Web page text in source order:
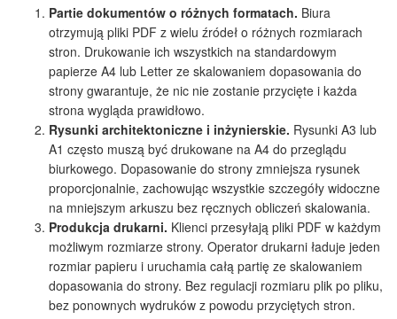
Partie dokumentów o różnych formatach. Biura
otrzymują pliki PDF z wielu źródeł o różnych rozmiarach
stron. Drukowanie ich wszystkich na standardowym
papierze A4 lub Letter ze skalowaniem dopasowania do
strony gwarantuje, że nic nie zostanie przycięte i każda
strona wygląda prawidłowo.
Rysunki architektoniczne i inżynierskie. Rysunki A3 lub
A1 często muszą być drukowane na A4 do przeglądu
biurkowego. Dopasowanie do strony zmniejsza rysunek
proporcjonalnie, zachowując wszystkie szczegóły widoczne
na mniejszym arkuszu bez ręcznych obliczeń skalowania.
Produkcja drukarni. Klienci przesyłają pliki PDF w każdym
możliwym rozmiarze strony. Operator drukarni ładuje jeden
rozmiar papieru i uruchamia całą partię ze skalowaniem
dopasowania do strony. Bez regulacji rozmiaru plik po pliku,
bez ponownych wydruków z powodu przyciętych stron.